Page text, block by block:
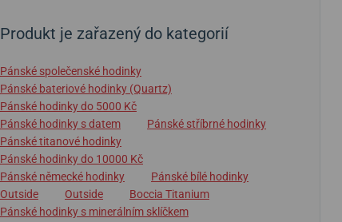
Produkt je zařazený do kategorií
Pánské společenské hodinky
Pánské bateriové hodinky (Quartz)
Pánské hodinky do 5000 Kč
Pánské hodinky s datem
Pánské stříbrné hodinky
Pánské titanové hodinky
Pánské hodinky do 10000 Kč
Pánské německé hodinky
Pánské bílé hodinky
Outside
Outside
Boccia Titanium
Pánské hodinky s minerálním sklíčkem